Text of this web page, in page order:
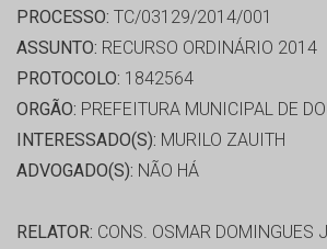
PROCESSO: TC/03129/2014/001
ASSUNTO: RECURSO ORDINÁRIO 2014
PROTOCOLO: 1842564
ORGÃO: PREFEITURA MUNICIPAL DE
INTERESSADO(S): MURILO ZAUITH
ADVOGADO(S): NÃO HÁ
RELATOR: CONS. OSMAR DOMINGUES